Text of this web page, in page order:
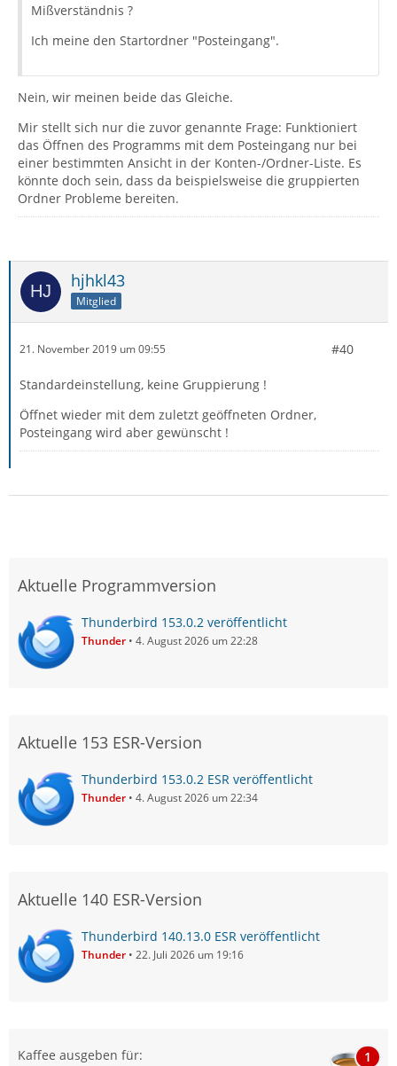
Mißverständnis ?
Ich meine den Startordner "Posteingang".
Nein, wir meinen beide das Gleiche.
Mir stellt sich nur die zuvor genannte Frage: Funktioniert
das Öffnen des Programms mit dem Posteingang nur bei
einer bestimmten Ansicht in der Konten-/Ordner-Liste. Es
könnte doch sein, dass da beispielsweise die gruppierten
Ordner Probleme bereiten.
hjhkl43
Mitglied
21. November 2019 um 09:55 #40
Standardeinstellung, keine Gruppierung !
Öffnet wieder mit dem zuletzt geöffneten Ordner,
Posteingang wird aber gewünscht !
Aktuelle Programmversion
Thunderbird 153.0.2 veröffentlicht
Thunder 4. August 2026 um 22:28
Aktuelle 153 ESR-Version
Thunderbird 153.0.2 ESR veröffentlicht
Thunder 4. August 2026 um 22:34
Aktuelle 140 ESR-Version
Thunderbird 140.13.0 ESR veröffentlicht
Thunder 22. Juli 2026 um 19:16
Kaffee ausgeben für: 1